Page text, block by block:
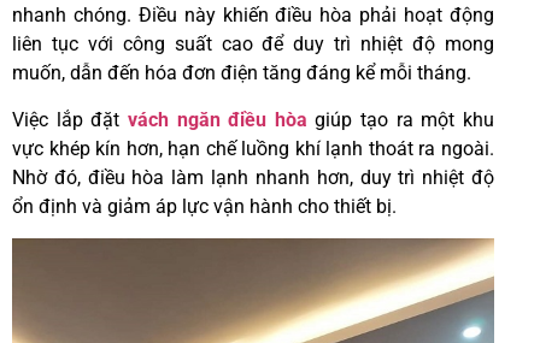
nhanh chóng. Điều này khiến điều hòa phải hoạt động
liên tục với công suất cao để duy trì nhiệt độ mong
muốn, dẫn đến hóa đơn điện tăng đáng kể mỗi tháng.
Việc lắp đặt vách ngăn điều hòa giúp tạo ra một khu
vực khép kín hơn, hạn chế luồng khí lạnh thoát ra ngoài.
Nhờ đó, điều hòa làm lạnh nhanh hơn, duy trì nhiệt độ
ổn định và giảm áp lực vận hành cho thiết bị.